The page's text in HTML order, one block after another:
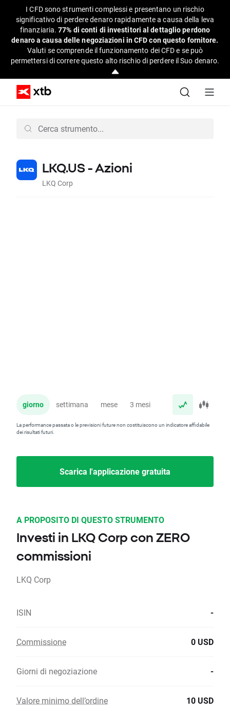
I CFD sono strumenti complessi e presentano un rischio
significativo di perdere denaro rapidamente a causa della leva
finanziaria.77% di conti di investitori al dettaglio perdono
denaro a causa delle negoziazioni in CFD con questo fornitore.
Valuti se comprende il funzionamento dei CFD e se può
permettersi di correre questo alto rischio di perdere il Suo denaro.
LKQ.US - Azioni
LKQ Corp
giorno settimana mese 3 mesi anno
La performance passata o le previsioni future non costituiscono un indicatore affidabile
dei risultati futuri.
Scarica l'applicazione gratuita
A PROPOSITO DI QUESTO STRUMENTO
Investi in LKQ Corp con ZERO
commissioni
LKQ Corp
ISIN -
Commissione 0 USD
Giorni di negoziazione -
Valore minimo dell’ordine 10 USD